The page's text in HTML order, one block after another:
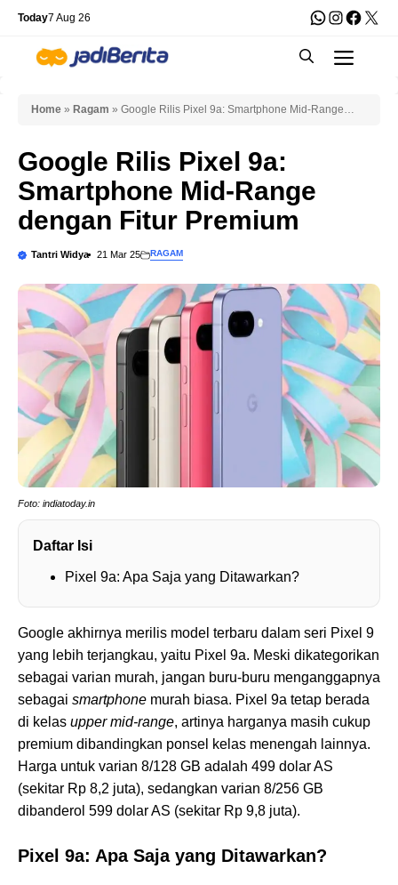
Skip
content
Today7 Aug 26 WhatsApp
X
Home » Ragam » Google Rilis Pixel 9a: Smartphone Mid-Range
Google Rilis Pixel 9a:
Smartphone Mid-Range
dengan Fitur Premium
Tantri Widya 21 Mar 25 RAGAM
Foto: indiatoday.in
Daftar Isi
Pixel 9a: Apa Saja yang Ditawarkan?
Google akhirnya merilis model terbaru dalam seri Pixel 9
yang lebih terjangkau, yaitu Pixel 9a. Meski dikategorikan
sebagai varian murah, jangan buru-buru menganggapnya
sebagai smartphone murah biasa. Pixel 9a tetap berada
di kelas upper mid-range, artinya harganya masih cukup
premium dibandingkan ponsel kelas menengah lainnya.
Harga untuk varian 8/128 GB adalah 499 dolar AS
(sekitar Rp 8,2 juta), sedangkan varian 8/256 GB
dibanderol 599 dolar AS (sekitar Rp 9,8 juta).
Pixel 9a: Apa Saja yang Ditawarkan?